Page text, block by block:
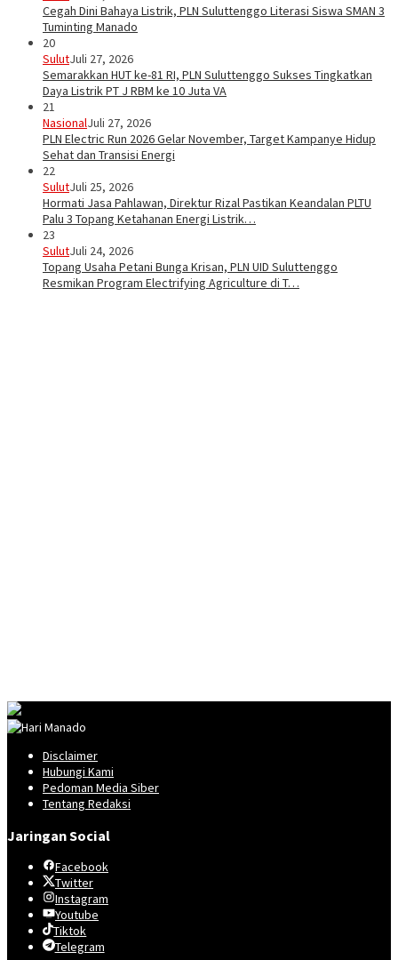
Cegah Dini Bahaya Listrik, PLN Suluttenggo Literasi Siswa SMAN 3
Tuminting Manado
20
SulutJuli 27, 2026
Semarakkan HUT ke-81 RI, PLN Suluttenggo Sukses Tingkatkan
Daya Listrik PT J RBM ke 10 Juta VA
21
NasionalJuli 27, 2026
PLN Electric Run 2026 Gelar November, Target Kampanye Hidup
Sehat dan Transisi Energi
22
SulutJuli 25, 2026
Hormati Jasa Pahlawan, Direktur Rizal Pastikan Keandalan PLTU
Palu 3 Topang Ketahanan Energi Listrik…
23
SulutJuli 24, 2026
Topang Usaha Petani Bunga Krisan, PLN UID Suluttenggo
Resmikan Program Electrifying Agriculture di T…
Disclaimer
Hubungi Kami
Pedoman Media Siber
Tentang Redaksi
Jaringan Social
Facebook
Twitter
Instagram
Youtube
Tiktok
Telegram